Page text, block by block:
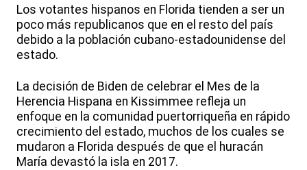
Los votantes hispanos en Florida tienden a ser un
poco más republicanos que en el resto del país
debido a la población cubano-estadounidense del
estado.
La decisión de Biden de celebrar el Mes de la
Herencia Hispana en Kissimmee refleja un
enfoque en la comunidad puertorriqueña en rápido
crecimiento del estado, muchos de los cuales se
mudaron a Florida después de que el huracán
María devastó la isla en 2017.